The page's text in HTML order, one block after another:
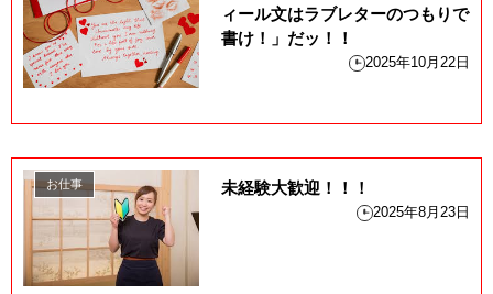
ィール文はラブレターのつもりで
書け！」だッ！！
2025年10月22日
お仕事 未経験大歓迎！！！
2025年8月23日